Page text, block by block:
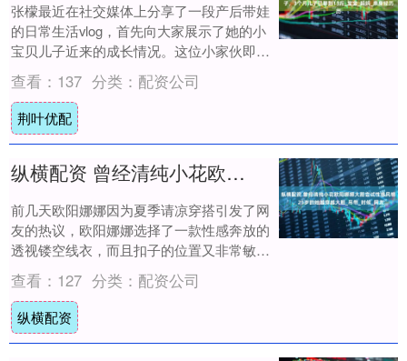
张檬最近在社交媒体上分享了一段产后带娃
的日常生活vlog，首先向大家展示了她的小
宝贝儿子近来的成长情况。这位小家伙即将
满3个月，体重已经达到13斤，胖嘟嘟的小
胳....
查看： 137 分类： 配资公司
荆叶优配
纵横配资 曾经清纯小花欧阳娜娜大胆尝试性感风格，25岁的她越穿越大胆_吊带_时候_网友
前几天欧阳娜娜因为夏季请凉穿搭引发了网
友的热议，欧阳娜娜选择了一款性感奔放的
透视镂空线衣，而且扣子的位置又非常敏
感，引发了网友广泛讨论， 而且整个里面也
没有内衣....
查看： 127 分类： 配资公司
纵横配资